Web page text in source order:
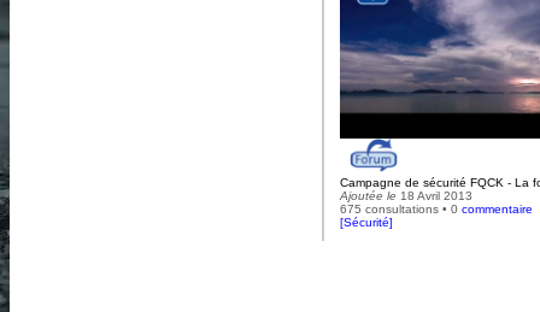
Campagne de sécurité FQCK - La
Ajoutée le 18 Avril 2013
675 consultations • 0 commentaire
[Sécurité]